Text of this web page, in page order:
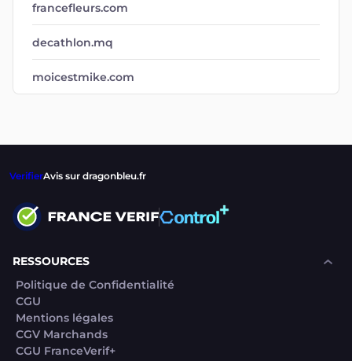
francefleurs.com
decathlon.mq
moicestmike.com
VerifierAvis sur dragonbleu.fr
RESSOURCES
Politique de Confidentialité
CGU
Mentions légales
CGV Marchands
CGU FranceVerif+